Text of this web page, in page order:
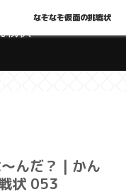
戦状
んだ？ | かん
状 053
なぞなぞ仮面の挑戦状